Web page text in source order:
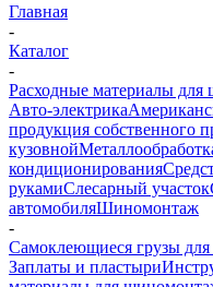
Главная
-
Каталог
-
Расходные материалы
Авто-электрика
продукция собственного
кузовной
кондиционирования
рукамиСлесарный участок
автомобиляШиномонтаж
-
Самоклеющиеся грузы
Заплаты и пластыри